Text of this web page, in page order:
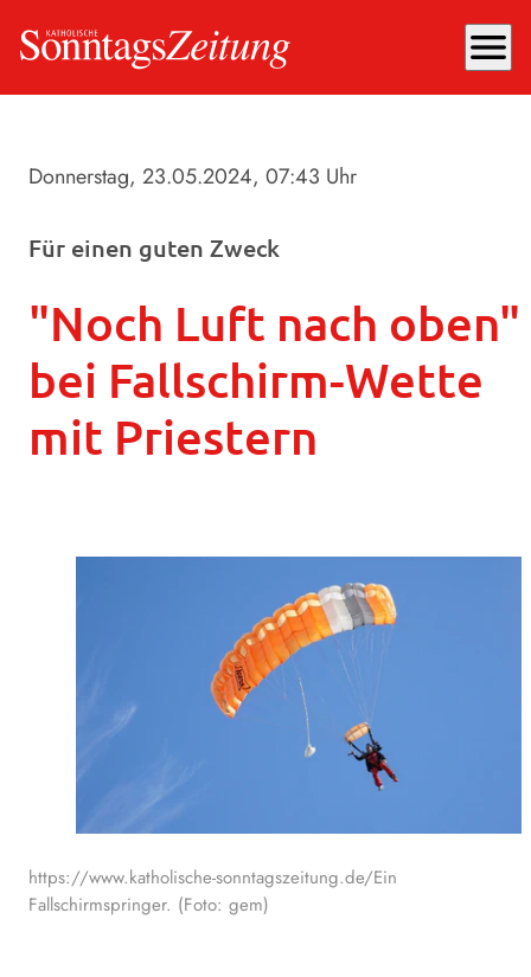
menu
Donnerstag, 23.05.2024, 07:43 Uhr
Für einen guten Zweck
"Noch Luft nach oben"
bei Fallschirm-Wette
mit Priestern
https://www.katholische-sonntagszeitung.de/Ein
Fallschirmspringer. (Foto: gem)